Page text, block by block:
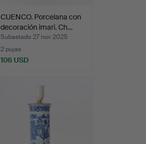
CUENCO. Porcelana con
decoración imari. Ch…
Subastado 27 nov 2025
2 pujas
106 USD